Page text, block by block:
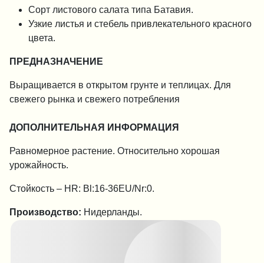
Сорт листового салата типа Батавия.
Узкие листья и стебель привлекательного красного
цвета.
ПРЕДНАЗНАЧЕНИЕ
Выращивается в открытом грунте и теплицах. Для
свежего рынка и свежего потребления
ДОПОЛНИТЕЛЬНАЯ ИНФОРМАЦИЯ
Равномерное растение. Относительно хорошая
урожайность.
Стойкость – HR: Bl:16-36EU/Nr:0.
Производство: Нидерланды.